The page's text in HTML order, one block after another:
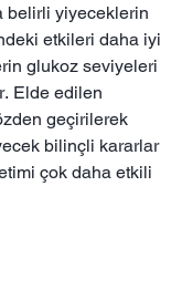
belirli yiyeceklerin
etkileri daha iyi
glukoz seviyeleri
Elde edilen
geçirilerek
bilinçli kararlar
çok daha etkili